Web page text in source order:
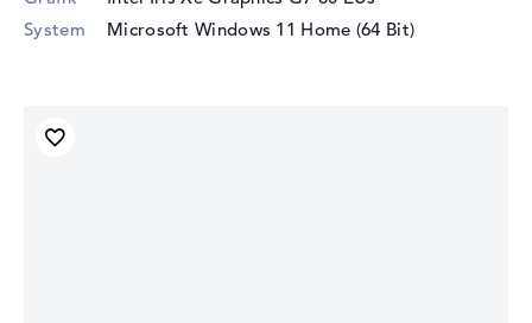
System
Microsoft Windows 11 Home (64 Bit)